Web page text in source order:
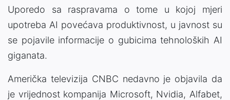
Uporedo sa raspravama o tome u kojoj mjeri
upotreba AI povećava produktivnost, u javnost su
se pojavile informacije o gubicima tehnoloških AI
giganata.
Američka televizija CNBC nedavno je objavila da
je vrijednost kompanija Microsoft, Nvidia, Alfabet,